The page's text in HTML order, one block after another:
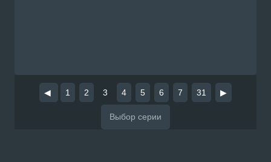
◀ 1 2 3 4 5 6 7 31 ▶